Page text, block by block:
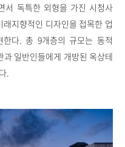
서 독특한 외형을 가진 시청사
지향적인 디자인을 접목한 업
한다. 총 9개층의 규모는 동적
일반인들에게 개방된 옥상테
.